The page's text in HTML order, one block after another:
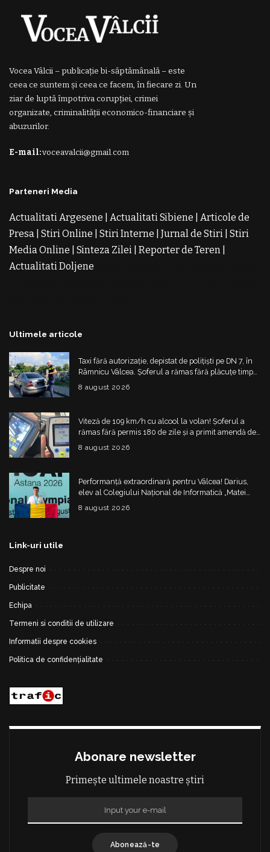
Vocea Vâlcii – publicație bi-săptămânală – este
ceea ce suntem și ceea ce facem, în fiecare zi. Un
ziar de luptă împotriva corupției, crimei
organizate, criminalității economico-financiare și
abuzurilor.
E-mail:voceavalcii@gmail.com
Parteneri Media
Actualitati Argesene Actualitati Sibiene
Articole de
Presa Stiri Online Stiri Interne Jurnal de Stiri Stiri
Media Online
Sinteza Zilei Reporter de Teren
Actualitati Doljene
Ultimele articole
Taxi fără autorizație, depistat de polițiști pe DN 7, în
Râmnicu Vâlcea. Șoferul a rămas fără plăcuțe timp
de 6 luni
8 august 2026
Viteză de 109 km/h cu alcool la volan! Șoferul a
rămas fără permis 180 de zile și a primit amendă de
4.325 de lei
8 august 2026
Performanță extraordinară pentru Vâlcea! Darius,
elev al Colegiului Național de Informatică „Matei
Basarab”, a cucerit argintul la Olimpiada
Internațională de Inteligență Artificială
8 august 2026
Link-uri utile
Despre noi
Publicitate
Echipa
Termeni si conditii de utilizare
Informatii despre cookies
Politica de confidențialitate
Abonare newsletter
Primește ultimele noastre știri
Abonează-te